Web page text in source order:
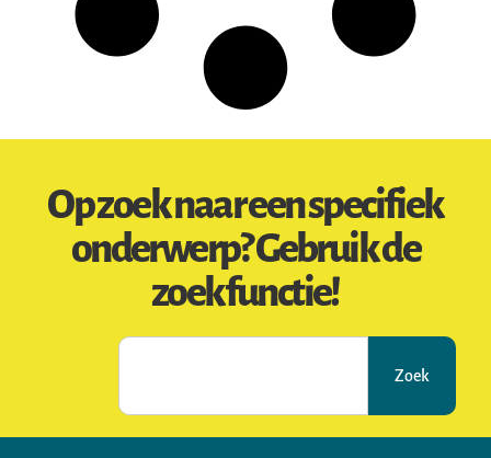
Op zoek naar een specifiek
onderwerp? Gebruik de
zoekfunctie!
Zoek